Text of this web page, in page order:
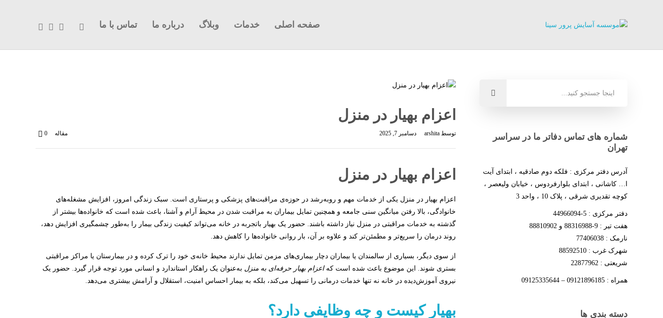
صفحه اصلی خدمات وبلاگ درباره ما تماس با ما
اعزام بهیار در منزل
توسط arshita دسامبر 7, 2025 مقاله 0
اعزام بهیار در منزل
اعزام بهیار در منزل یکی از خدمات مهم و رو‌به‌رشد در حوزه‌ی مراقبت‌های پزشکی و پرستاری است. سبک زندگی امروز، افزایش مشغله‌های
خانوادگی، بالا رفتن میانگین سنی جامعه و همچنین تمایل بیماران به مراقبت شدن در محیط آرام و آشنا، باعث شده است که خانواده‌ها بیشتر از
گذشته به خدمات مراقبتی در منزل نیاز داشته باشند. حضور یک بهیار با‌تجربه در خانه می‌تواند کیفیت زندگی بیمار را به‌طور چشمگیری افزایش دهد،
روند درمان را سریع‌تر و مطمئن‌تر کند و علاوه بر آن، بار روانی خانواده‌ها را کاهش دهد.
از سوی دیگر، بسیاری از سالمندان یا بیماران دچار بیماری‌های مزمن تمایل ندارند محیط خانه‌ی خود را ترک کرده و در بیمارستان یا مراکز مراقبتی
بستری شوند. این موضوع باعث شده است کهاعزام بهیار حرفه‌ای به منزل به‌عنوان یک راهکار استاندارد و انسانی مورد توجه قرار گیرد. حضور یک
نیروی آموزش‌دیده در خانه نه تنها خدمات درمانی را تسهیل می‌کند، بلکه به بیمار احساس امنیت، استقلال و آرامش بیشتری می‌دهد.
بهیار کیست و چه وظایفی دارد؟
شماره های تماس دفاتر ما در سراسر
تهران
آدرس دفتر مرکزی : فلکه دوم صادقیه ، ابتدای آیت
ا… کاشانی ، ابتدای بلوارفردوس ، خیابان ولیعصر ،
کوچه تقدیری شرقی ، پلاک 10 ، واحد 3
دفتر مرکزی : 5-44966094
هفت تیر : 9-88316988 و 88810902
نارمک : 77406038
شهرک غرب : 88592510
شریعتی : 22877962
همراه : 09121896185 – 09125335644
دسته بندی ها